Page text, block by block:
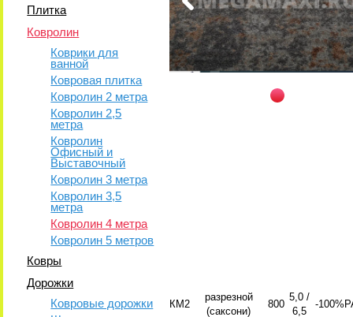
Плитка
Ковролин
Коврики для
ванной
Ковровая плитка
Ковролин 2 метра
Ковролин 2,5
метра
Ковролин
Офисный и
Выставочный
Ковролин 3 метра
Ковролин 3,5
метра
Ковролин 4 метра
Ковролин 5 метров
Ковры
Дорожки
Ковровые дорожки
КМ2
разрезной
(саксони)
800
5,0 /
6,5
-